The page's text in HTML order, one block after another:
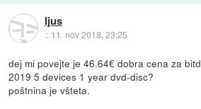
Ijus
:: 11. nov 2018, 23:25
dej mi povejte je 46.64€ dobra cena za
2019 5 devices 1 year dvd-disc?
poštnina je všteta.